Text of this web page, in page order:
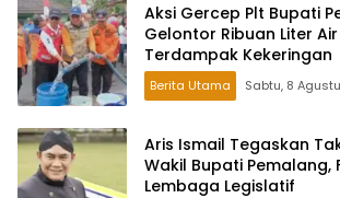
Aksi Gercep Plt Bupati
Gelontor Ribuan Liter
Terdampak Kekeringan
Berita Utama Sabtu, 8
Aris Ismail Tegaskan
Wakil Bupati Pemalang,
Lembaga Legislatif